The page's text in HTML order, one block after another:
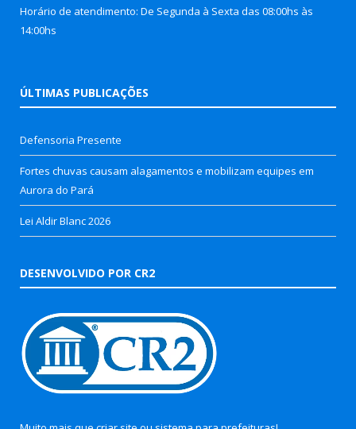
Horário de atendimento: De Segunda à Sexta das 08:00hs às
14:00hs
ÚLTIMAS PUBLICAÇÕES
Defensoria Presente
Fortes chuvas causam alagamentos e mobilizam equipes em
Aurora do Pará
Lei Aldir Blanc 2026
DESENVOLVIDO POR CR2